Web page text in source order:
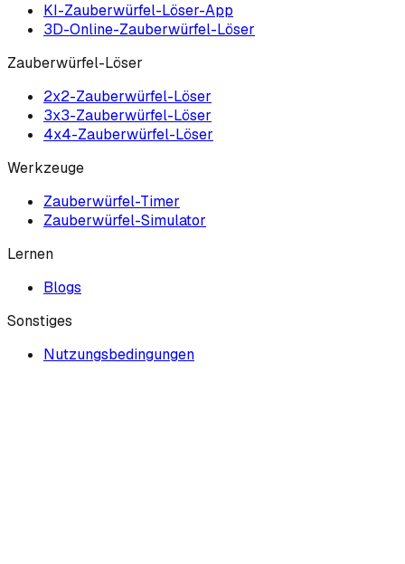
KI-Zauberwürfel-Löser-App
3D-Online-Zauberwürfel-Löser
Zauberwürfel-Löser
2x2-Zauberwürfel-Löser
3x3-Zauberwürfel-Löser
4x4-Zauberwürfel-Löser
Werkzeuge
Zauberwürfel-Timer
Zauberwürfel-Simulator
Lernen
Blogs
Sonstiges
Nutzungsbedingungen